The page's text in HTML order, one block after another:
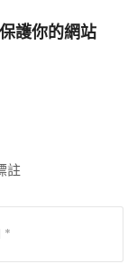
護你的網站
註